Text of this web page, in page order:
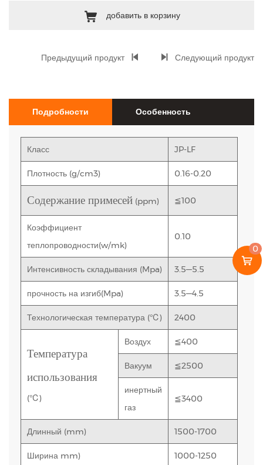
добавить в корзину
Предыдущий продукт Следующий продукт
Подробности Особенность
Класс
JP-LF
Плотность (g/cm3)
0.16-0.20
Содержание примесей (ppm) ≦100
Коэффициент
теплопроводности(w/mk)
0.10
Интенсивность складывания (Mpa)
3.5—5.5
прочность на изгиб(Mpa)
3.5—4.5
Технологическая температура (℃)
2400
Температура
использования
(℃)
Воздух
≦400
Вакуум
≦2500
инертный
газ
≦3400
Длинный (mm)
1500-1700
Ширина mm)
1000-1250
0